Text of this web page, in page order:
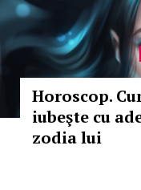
Horoscop.
iubeşte cu
zodia lui